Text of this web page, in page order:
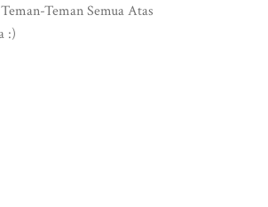
Teman Semua Atas
:)